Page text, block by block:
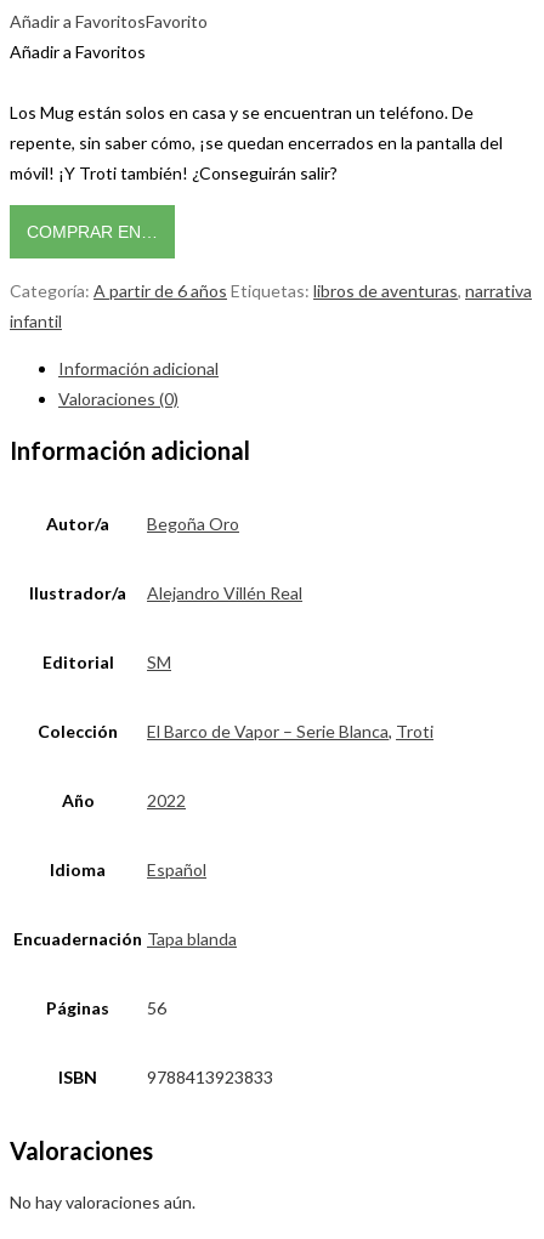
Añadir a FavoritosFavorito
Añadir a Favoritos
Los Mug están solos en casa y se encuentran un teléfono. De
repente, sin saber cómo, ¡se quedan encerrados en la pantalla del
móvil! ¡Y Troti también! ¿Conseguirán salir?
COMPRAR EN…
Categoría: A partir de 6 años Etiquetas: libros de aventuras, narrativa
infantil
Información adicional
Valoraciones (0)
Información adicional
Autor/a Begoña Oro
Ilustrador/a Alejandro Villén Real
Editorial SM
Colección El Barco de Vapor – Serie Blanca, Troti
Año 2022
Idioma Español
Encuadernación Tapa blanda
Páginas 56
ISBN 9788413923833
Valoraciones
No hay valoraciones aún.